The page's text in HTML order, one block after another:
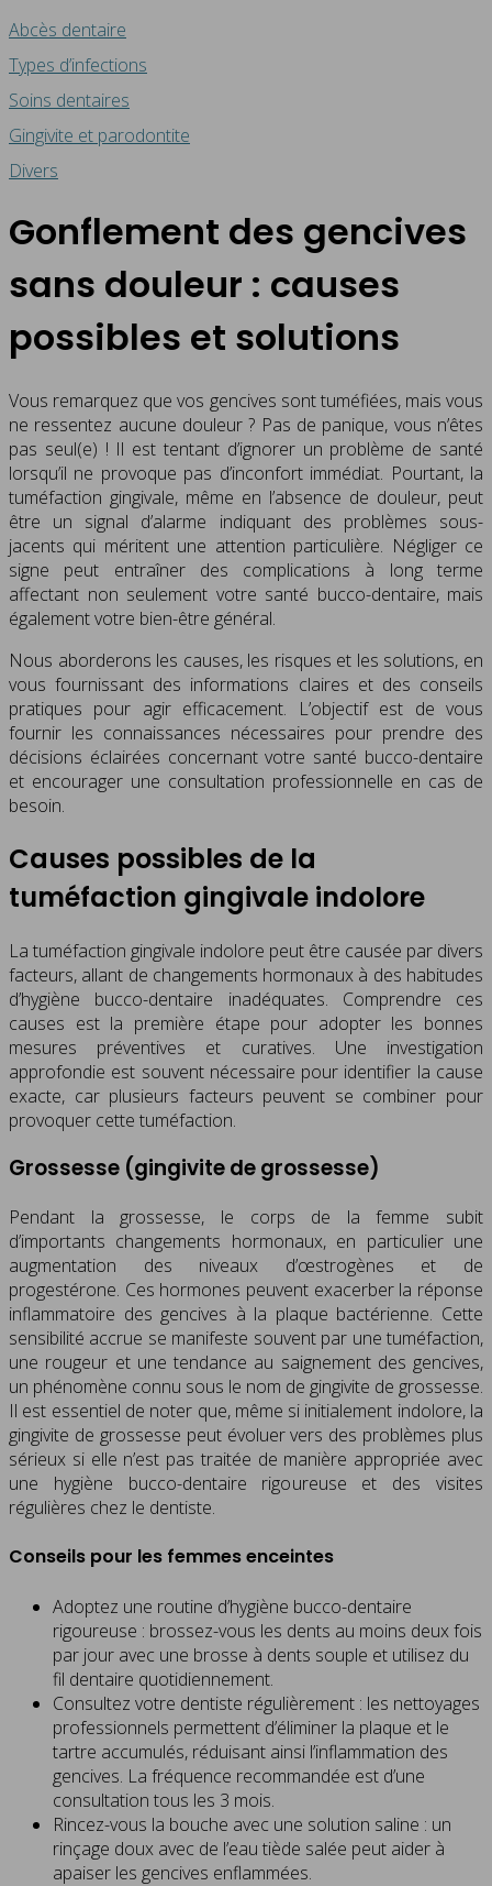
Abcès dentaire
Types d’infections
Soins dentaires
Gingivite et parodontite
Divers
Gonflement des gencives
sans douleur : causes
possibles et solutions
Vous remarquez que vos gencives sont tuméfiées, mais vous
ne ressentez aucune douleur ? Pas de panique, vous n’êtes
pas seul(e) ! Il est tentant d’ignorer un problème de santé
lorsqu’il ne provoque pas d’inconfort immédiat. Pourtant, la
tuméfaction gingivale, même en l’absence de douleur, peut
être un signal d’alarme indiquant des problèmes sous-
jacents qui méritent une attention particulière. Négliger ce
signe peut entraîner des complications à long terme
affectant non seulement votre santé bucco-dentaire, mais
également votre bien-être général.
Nous aborderons les causes, les risques et les solutions, en
vous fournissant des informations claires et des conseils
pratiques pour agir efficacement. L’objectif est de vous
fournir les connaissances nécessaires pour prendre des
décisions éclairées concernant votre santé bucco-dentaire
et encourager une consultation professionnelle en cas de
besoin.
Causes possibles de la
tuméfaction gingivale indolore
La tuméfaction gingivale indolore peut être causée par divers
facteurs, allant de changements hormonaux à des habitudes
d’hygiène bucco-dentaire inadéquates. Comprendre ces
causes est la première étape pour adopter les bonnes
mesures préventives et curatives. Une investigation
approfondie est souvent nécessaire pour identifier la cause
exacte, car plusieurs facteurs peuvent se combiner pour
provoquer cette tuméfaction.
Grossesse (gingivite de grossesse)
Pendant la grossesse, le corps de la femme subit
d’importants changements hormonaux, en particulier une
augmentation des niveaux d’œstrogènes et de
progestérone. Ces hormones peuvent exacerber la réponse
inflammatoire des gencives à la plaque bactérienne. Cette
sensibilité accrue se manifeste souvent par une tuméfaction,
une rougeur et une tendance au saignement des gencives,
un phénomène connu sous le nom de gingivite de grossesse.
Il est essentiel de noter que, même si initialement indolore, la
gingivite de grossesse peut évoluer vers des problèmes plus
sérieux si elle n’est pas traitée de manière appropriée avec
une hygiène bucco-dentaire rigoureuse et des visites
régulières chez le dentiste.
Conseils pour les femmes enceintes
Adoptez une routine d’hygiène bucco-dentaire
rigoureuse : brossez-vous les dents au moins deux fois
par jour avec une brosse à dents souple et utilisez du
fil dentaire quotidiennement.
Consultez votre dentiste régulièrement : les nettoyages
professionnels permettent d’éliminer la plaque et le
tartre accumulés, réduisant ainsi l’inflammation des
gencives. La fréquence recommandée est d’une
consultation tous les 3 mois.
Rincez-vous la bouche avec une solution saline : un
rinçage doux avec de l’eau tiède salée peut aider à
apaiser les gencives enflammées.